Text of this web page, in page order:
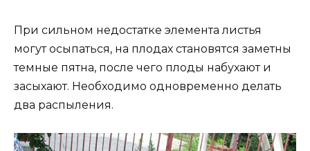
При сильном недостатке элемента листья
могут осыпаться, на плодах становятся заметны
темные пятна, после чего плоды набухают и
засыхают. Необходимо одновременно делать
два распыления.